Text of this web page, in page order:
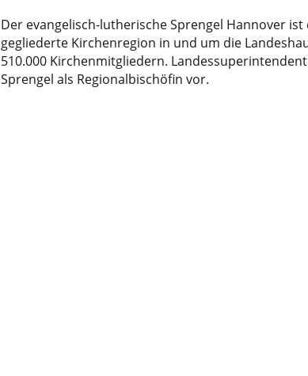
Der evangelisch-lutherische Sprengel Hannover
gegliederte Kirchenregion in und um die
510.000 Kirchenmitgliedern.
Sprengel als Regionalbischöfin vor.